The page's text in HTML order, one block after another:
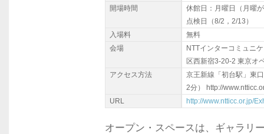
開場時間
休館日：月曜日（月曜
点検日（8/2，2/13）
入場料
無料
会場
NTTインターコミュニ
区西新宿3-20-2 東京オ
アクセス方法
京王新線「初台駅」東
2分） http://
URL
http://www.ntticc.or.jp/
オープン・スペースは、ギャラリ